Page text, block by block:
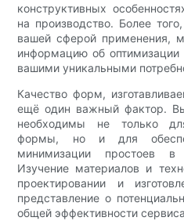
конструктивных
на производство. Более
вашей сферой применения,
информацию об оптимизации
вашими уникальными
Качество форм,
ещё один важный фактор.
необходимы не только
формы, но и для
минимизации простоев в
Изучение материалов и
проектировании и
представление о
общей эффективности